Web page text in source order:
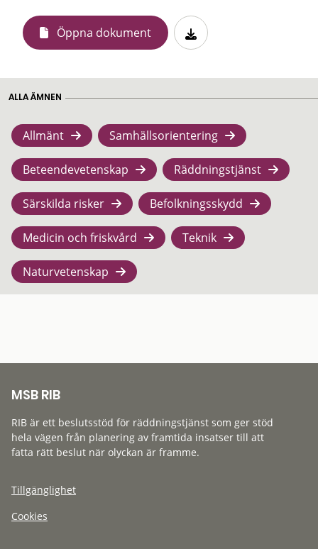
Öppna dokument
ALLA ÄMNEN
Allmänt Samhällsorientering
Beteendevetenskap Räddningstjänst
Särskilda risker Befolkningsskydd
Medicin och friskvård Teknik
Naturvetenskap
MSB RIB
RIB är ett beslutsstöd för räddningstjänst som ger stöd
hela vägen från planering av framtida insatser till att
fatta rätt beslut när olyckan är framme.
Tillgänglighet
Cookies